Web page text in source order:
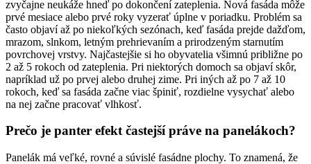
zvyčajne neukáže hneď po dokončení zateplenia. Nová fasáda môže
prvé mesiace alebo prvé roky vyzerať úplne v poriadku. Problém sa
často objaví až po niekoľkých sezónach, keď fasáda prejde dažďom,
mrazom, slnkom, letným prehrievaním a prirodzeným starnutím
povrchovej vrstvy. Najčastejšie si ho obyvatelia všimnú približne po
2 až 5 rokoch od zateplenia. Pri niektorých domoch sa objaví skôr,
napríklad už po prvej alebo druhej zime. Pri iných až po 7 až 10
rokoch, keď sa fasáda začne viac špiniť, rozdielne vysychať alebo
na nej začne pracovať vlhkosť.
Prečo je panter efekt častejší práve na panelákoch?
Panelák má veľké, rovné a súvislé fasádne plochy. To znamená, že